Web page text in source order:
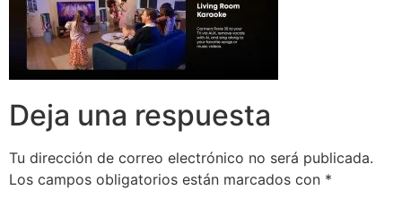
Deja una respuesta
Tu dirección de correo electrónico no será publicada.
Los campos obligatorios están marcados con *